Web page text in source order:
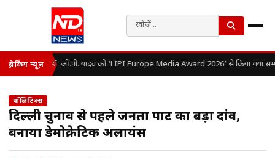
ब्रेकिंग न्यूज़ डॉ. ओ.पी. यादव को ‘LIPI Europe Media Award 2026’ से किया गया
पॉलिटिक्स
दिल्ली चुनाव से पहले जनता पार्टी का बड़ा दांव,
बनाया डेमोक्रेटिक अलायंस